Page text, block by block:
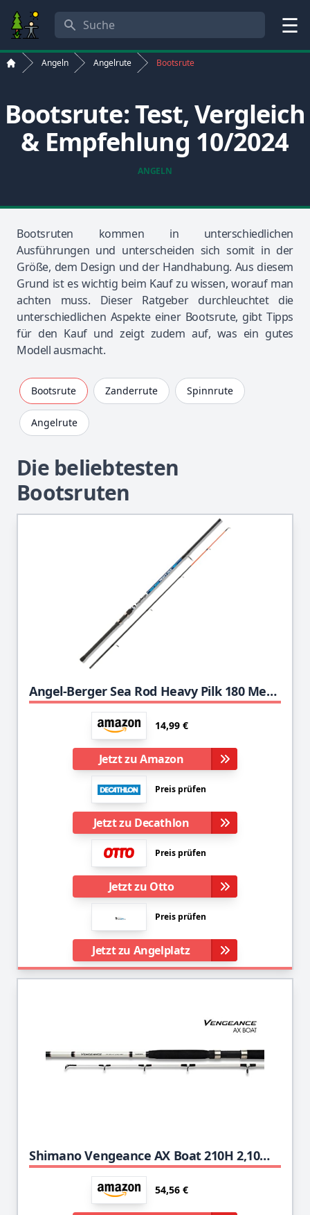
Suche
Menü
Start
Angeln Angelrute Bootsrute
Bootsrute: Test, Vergleich
& Empfehlung 10/2024
ANGELN
Bootsruten kommen in unterschiedlichen
Ausführungen und unterscheiden sich somit in der
Größe, dem Design und der Handhabung. Aus diesem
Grund ist es wichtig beim Kauf zu wissen, worauf man
achten muss. Dieser Ratgeber durchleuchtet die
unterschiedlichen Aspekte einer Bootsrute, gibt Tipps
für den Kauf und zeigt zudem auf, was ein gutes
Modell ausmacht.
Bootsrute Zanderrute Spinnrute
Angelrute
Die beliebtesten
Bootsruten
Angel-Berger Sea Rod Heavy Pilk 180 Meeresrute Bootsrute Pilkrute Dorsch Norwegen Angelrute
14,99 €
Jetzt zu Amazon
Preis prüfen
Jetzt zu Decathlon
Preis prüfen
Jetzt zu Otto
Preis prüfen
Jetzt zu Angelplatz
Shimano Vengeance AX Boat 210H 2,10m 100-300g Bootsrute
54,56 €